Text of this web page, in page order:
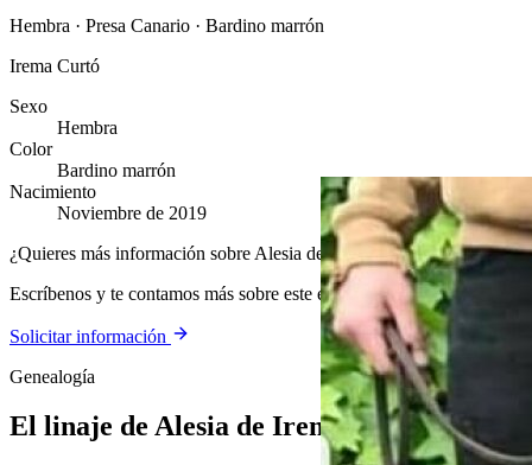
Hembra · Presa Canario · Bardino marrón
Irema Curtó
Sexo
Hembra
Color
Bardino marrón
Nacimiento
Noviembre de 2019
¿Quieres más información sobre Alesia de Irema Curtó?
Escríbenos y te contamos más sobre este ejemplar y nuestra cría.
Solicitar información
Genealogía
El linaje de Alesia de Irema Curtó